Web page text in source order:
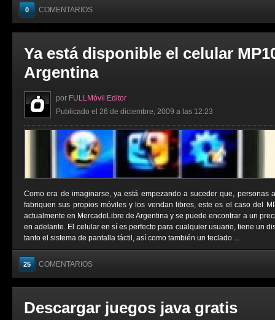
0 COMENTARIOS
Ya está disponible el celular
Argentina
por FULLMóvil Editor
Publicado el 26 de diciembre, 2009 a las 12:23
Como era de imaginarse, ya está empezando a suceder que, personas
fabriquen sus propios móviles y los vendan libres, este es el caso del
actualmente en MercadoLibre de Argentina y se puede encontrar a un
en adelante. El celular en sí es perfecto para cualquier usuario, tiene un
tanto el sistema de pantalla táctil, así como también un teclado ...
25 COMENTARIOS
Descargar juegos java gratis